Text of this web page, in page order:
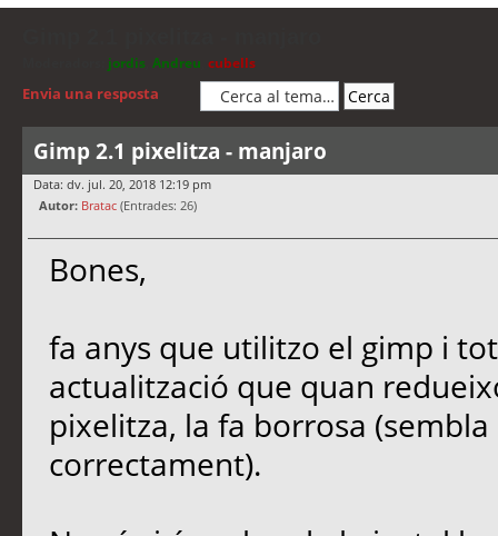
jordis Andreu cubells
Envia una resposta
Gimp 2.1 pixelitza - manjaro
Data: dv. jul. 20, 2018 12:19 pm
Autor: Bratac (Entrades: 26)
Bones,
fa anys que utilitzo el gimp i
actualització que quan
pixelitza, la fa borrosa
correctament).